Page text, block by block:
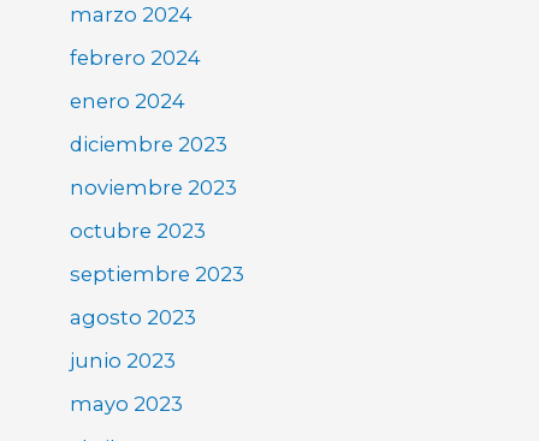
marzo 2024
febrero 2024
enero 2024
diciembre 2023
noviembre 2023
octubre 2023
septiembre 2023
agosto 2023
junio 2023
mayo 2023